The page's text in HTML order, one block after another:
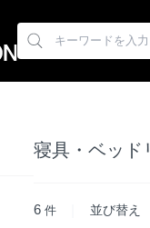
寝具・ベッド
6 件